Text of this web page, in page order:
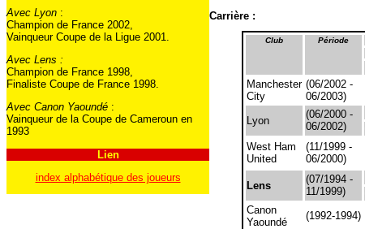
Avec Lyon :
Champion de France 2002,
Vainqueur Coupe de la Ligue 2001.
Avec Lens :
Champion de France 1998,
Finaliste Coupe de France 1998.
Avec Canon Yaoundé :
Vainqueur de la Coupe de Cameroun en
1993
Lien
index alphabétique des joueurs
Carrière :
Club Période
Manchester
City
(06/2002 -
06/2003)
Lyon
(06/2000 -
06/2002)
West Ham
United
(11/1999 -
06/2000)
Lens
(07/1994 -
11/1999)
Canon
Yaoundé
(1992-1994)